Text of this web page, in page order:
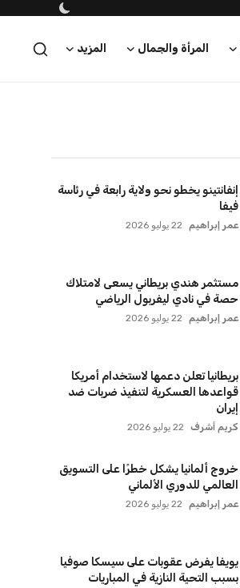
المرأة والجمال المزيد
إنفانتينو يخطو نحو ولاية رابعة في رئاسة
فيفا
عمر إبراهيم 22 يوليو 2026
مستثمر هندي بريطاني يسعى لامتلاك
حصة في نادي ليفربول الرياضي
عمر إبراهيم 22 يوليو 2026
بريطانيا تعلن دعمها لاستخدام أمريكا
قواعدها العسكرية لتنفيذ ضربات ضد
إيران
كريم أشرف 22 يوليو 2026
خروج ألمانيا يشكل خطرًا على التسويق
العالمي للدوري الألماني
عمر إبراهيم 22 يوليو 2026
يويفا يفرض عقوبات على سيسكا صوفيا
بسبب التحية النازية في المباريات